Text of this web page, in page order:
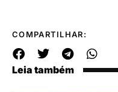
COMPARTILHAR:
Leia também